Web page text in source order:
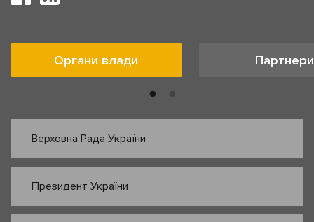
Органи влади Партнери
Верховна Рада України
Президент України